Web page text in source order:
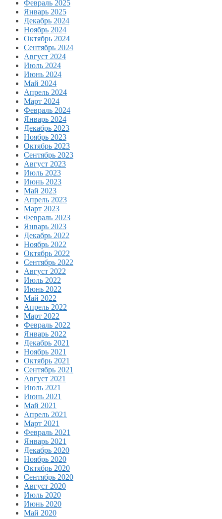
Февраль 2025
Январь 2025
Декабрь 2024
Ноябрь 2024
Октябрь 2024
Сентябрь 2024
Август 2024
Июль 2024
Июнь 2024
Май 2024
Апрель 2024
Март 2024
Февраль 2024
Январь 2024
Декабрь 2023
Ноябрь 2023
Октябрь 2023
Сентябрь 2023
Август 2023
Июль 2023
Июнь 2023
Май 2023
Апрель 2023
Март 2023
Февраль 2023
Январь 2023
Декабрь 2022
Ноябрь 2022
Октябрь 2022
Сентябрь 2022
Август 2022
Июль 2022
Июнь 2022
Май 2022
Апрель 2022
Март 2022
Февраль 2022
Январь 2022
Декабрь 2021
Ноябрь 2021
Октябрь 2021
Сентябрь 2021
Август 2021
Июль 2021
Июнь 2021
Май 2021
Апрель 2021
Март 2021
Февраль 2021
Январь 2021
Декабрь 2020
Ноябрь 2020
Октябрь 2020
Сентябрь 2020
Август 2020
Июль 2020
Июнь 2020
Май 2020